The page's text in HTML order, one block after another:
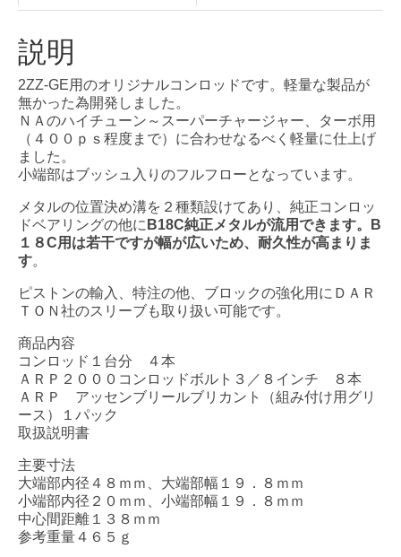
ロ
ド
個
説明
2ZZ-GE用のオリジナルコンロッドです。軽量な製品が
無かった為開発しました。
ＮＡのハイチューン～スーパーチャージャー、ターボ用
（４００ｐｓ程度まで）に合わせなるべく軽量に仕上げ
ました。
小端部はブッシュ入りのフルフローとなっています。
メタルの位置決め溝を２種類設けてあり、純正コンロッ
ドベアリングの他に B18C純正メタルが流用できます。B
１８C用は若干ですが幅が広いため、耐久性が高まりま
す。
ピストンの輸入、特注の他、ブロックの強化用にＤＡＲ
ＴＯＮ社のスリーブも取り扱い可能です。
商品内容
コンロッド１台分 ４本
ＡＲＰ２０００コンロッドボルト３／８インチ ８本
ＡＲＰ アッセンブリールブリカント（組み付け用グリ
ース）１パック
取扱説明書
主要寸法
大端部内径４８ｍｍ、大端部幅１９．８ｍｍ
小端部内径２０ｍｍ、小端部幅１９．８ｍｍ
中心間距離１３８ｍｍ
参考重量４６５ｇ